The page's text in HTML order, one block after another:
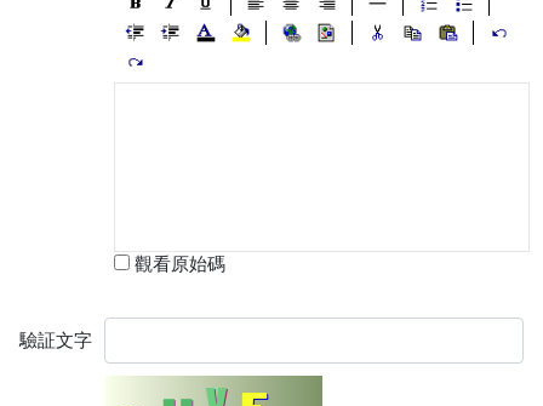
觀看原始碼
驗証文字